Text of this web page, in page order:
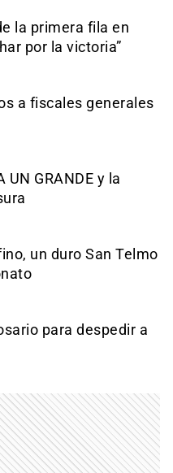
la primera fila en
por la victoria”
a fiscales generales
UN GRANDE y la
un duro San Telmo
para despedir a